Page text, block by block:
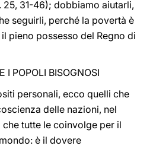
. 25, 31-46); dobbiamo aiutarli,
seguirli, perché la povertà è
pieno possesso del Regno di
I POPOLI BISOGNOSI
personali, ecco quelli che
delle nazioni, nel
tutte le coinvolge per il
è il dovere